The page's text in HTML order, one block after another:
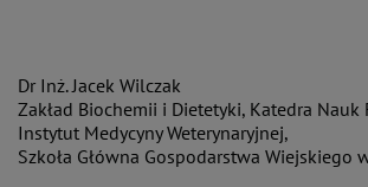
Dr Inż. Jacek Wilczak
Zakład Biochemii i Dietetyki, Katedra
Instytut Medycyny Weterynaryjnej,
Szkoła Główna Gospodarstwa Wiejskiego